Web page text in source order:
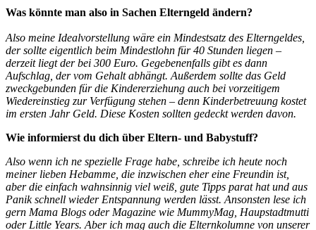
Was könnte man also in Sachen Elterngeld ändern?
Also meine Idealvorstellung wäre ein Mindestsatz des Elterngeldes,
der sollte eigentlich beim Mindestlohn für 40 Stunden liegen –
derzeit liegt der bei 300 Euro. Gegebenenfalls gibt es dann
Aufschlag, der vom Gehalt abhängt. Außerdem sollte das Geld
zweckgebunden für die Kindererziehung auch bei vorzeitigem
Wiedereinstieg zur Verfügung stehen – denn Kinderbetreuung kostet
im ersten Jahr Geld. Diese Kosten sollten gedeckt werden davon.
Wie informierst du dich über Eltern- und Babystuff?
Also wenn ich ne spezielle Frage habe, schreibe ich heute noch
meiner lieben Hebamme, die inzwischen eher eine Freundin ist,
aber die einfach wahnsinnig viel weiß, gute Tipps parat hat und aus
Panik schnell wieder Entspannung werden lässt. Ansonsten lese ich
gern Mama Blogs oder Magazine wie MummyMag, Haupstadtmutti
oder Little Years. Aber ich mag auch die Elternkolumne von unserer